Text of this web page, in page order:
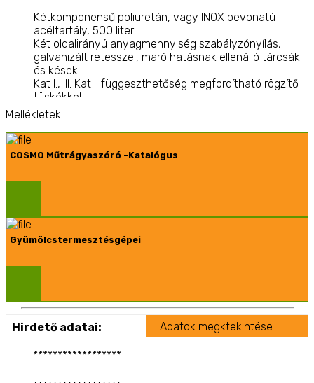
Kétkomponensű poliuretán, vagy INOX bevonatú
acéltartály, 500 liter
Két oldalirányú anyagmennyiség szabályzónyílás,
galvanizált retesszel, maró hatásnak ellenálló tárcsák
és kések
Kat I., ill. Kat II függeszthetőség megfordítható rögzítő
tüskékkel.
Kardántengellyel
Mellékletek
COSMO Műtrágyaszóró -Katalógus
Gyümölcstermesztésgépei
Hirdető adatai:
******************
Adatok megktekintése